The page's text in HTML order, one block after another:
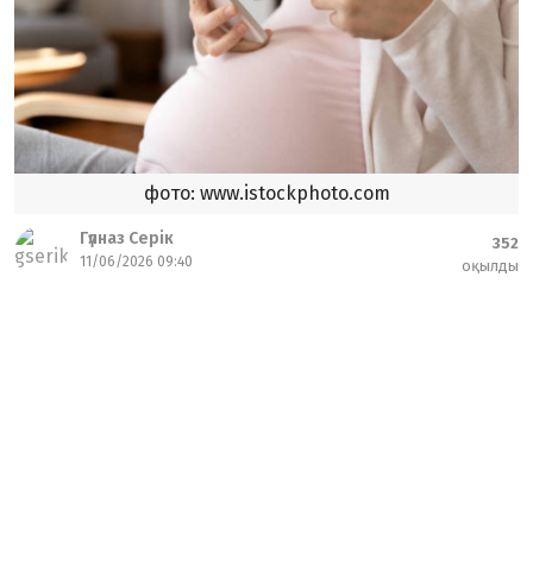
фото: www.istockphoto.com
Гүлназ Серік
11/06/2026 09:40
352
оқылды